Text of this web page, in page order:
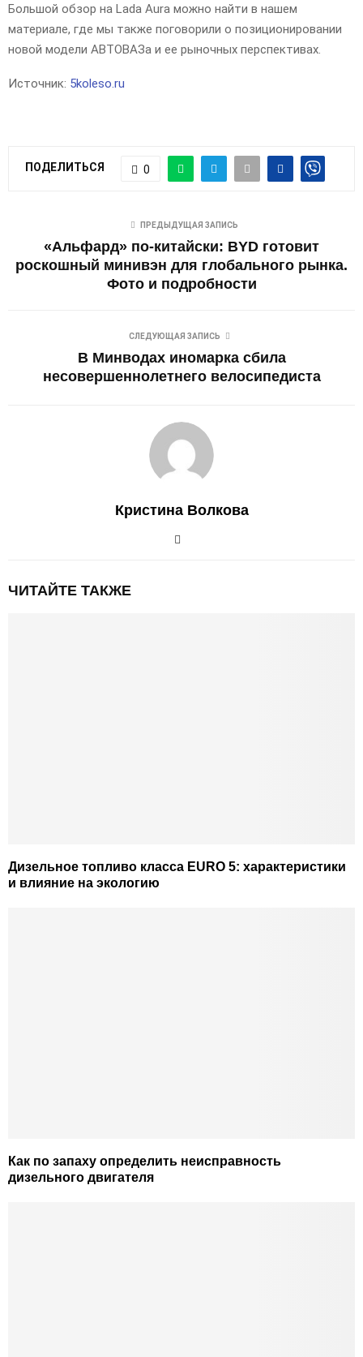
Большой обзор на Lada Aura можно найти в нашем
материале, где мы также поговорили о позиционировании
новой модели АВТОВАЗа и ее рыночных перспективах.
Источник: 5koleso.ru
ПОДЕЛИТЬСЯ 0
ПРЕДЫДУЩАЯ ЗАПИСЬ
«Альфард» по-китайски: BYD готовит
роскошный минивэн для глобального рынка.
Фото и подробности
СЛЕДУЮЩАЯ ЗАПИСЬ
В Минводах иномарка сбила
несовершеннолетнего велосипедиста
Кристина Волкова
ЧИТАЙТЕ ТАКЖЕ
Дизельное топливо класса EURO 5: характеристики
и влияние на экологию
Как по запаху определить неисправность
дизельного двигателя